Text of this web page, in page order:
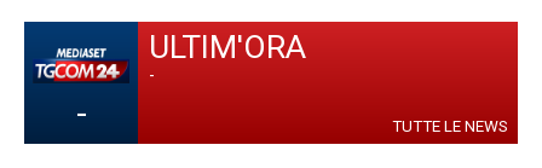
-
ULTIM'ORA
-
TUTTE LE NEWS